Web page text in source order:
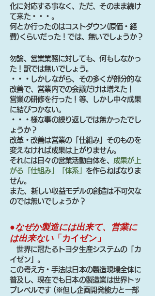
化に対応する事なく、ただ、そのまま続け
て来た・・・。
何とか行ったのはコストダウン(原価・経
費)くらいだった！では、無いでしょうか？
勿論、営業業務に対しても、何もしなかっ
た！訳では無いでしょう。
・・・しかしながら、その多くが部分的な
改善で、営業内での会議だけは増えた！
営業の研修を行った！等、しかし中々成果
に結びつかない。
・・・様な事の繰り返しでは無かったでし
ょうか？
改革・改善は営業の「仕組み」そのものを
変えなければ成果は上がりません。
それには日々の営業活動自体を、 成果が上
がる「仕組み」「体系」 を作らねばなりま
せん。
​また、新しい収益モデルの創造は不可欠な
のでは無いでしょうか？
●なぜか製造には出来て、営業に
は出来ない「カイゼン」
世界に冠たるトヨタ生産システムの「カ
イゼン」。
この考え方・手法は日本の製造現場全体に
普及し、現在でも日本の製造業は世界トッ
プレベルです (※但し企画開発能力と一部